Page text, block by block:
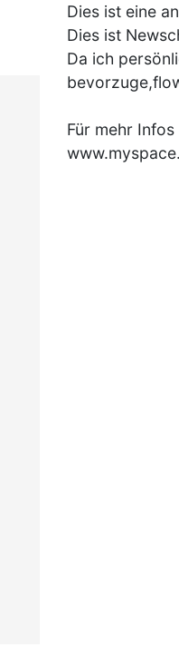
Dies ist eine
Dies ist
Da ich
Für mehr